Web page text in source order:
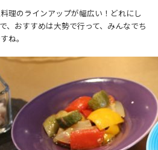
理のラインアップが幅広い！どれにし
、おすすめは大勢で行って、みんなでち
ね。